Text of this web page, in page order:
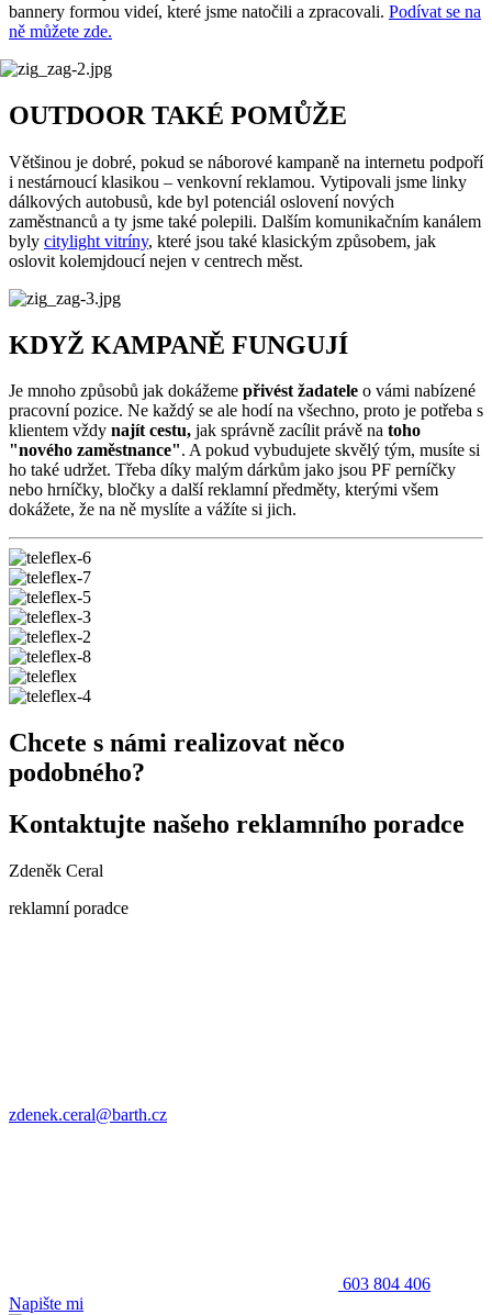
bannery formou videí, které jsme natočili a zpracovali. Podívat se na
ně můžete zde.
OUTDOOR TAKÉ POMŮŽE
Většinou je dobré, pokud se náborové kampaně na internetu podpoří
i nestárnoucí klasikou – venkovní reklamou. Vytipovali jsme linky
dálkových autobusů, kde byl potenciál oslovení nových
zaměstnanců a ty jsme také polepili. Dalším komunikačním kanálem
byly citylight vitríny, které jsou také klasickým způsobem, jak
oslovit kolemjdoucí nejen v centrech měst.
KDYŽ KAMPANĚ FUNGUJÍ
Je mnoho způsobů jak dokážeme přivést žadatele o vámi nabízené
pracovní pozice. Ne každý se ale hodí na všechno, proto je potřeba s
klientem vždy najít cestu, jak správně zacílit právě na toho
"nového zaměstnance". A pokud vybudujete skvělý tým, musíte si
ho také udržet. Třeba díky malým dárkům jako jsou PF perníčky
nebo hrníčky, bločky a další reklamní předměty, kterými všem
dokážete, že na ně myslíte a vážíte si jich.
Chcete s námi realizovat něco
podobného?
Kontaktujte našeho reklamního poradce
Zdeněk Ceral
reklamní poradce
zdenek.ceral@barth.cz
603 804 406
Napište mi